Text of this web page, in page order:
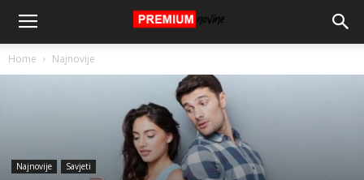
Home Najnovije
Najnovije Savjeti